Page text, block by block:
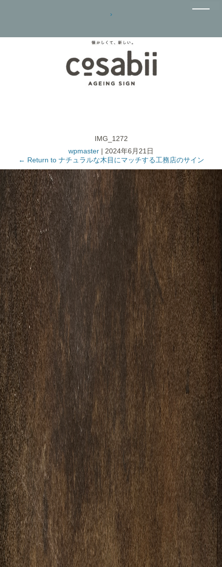
IMG_1272
wpmaster | 2024年6月21日
← Return to ナチュラルな木目にマッチする工務店のサイン
›